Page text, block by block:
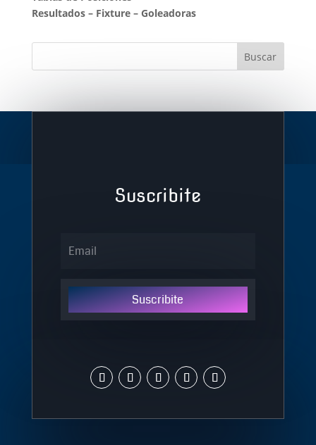
Resultados– Fixture– Goleadoras
Suscribite
Suscribite